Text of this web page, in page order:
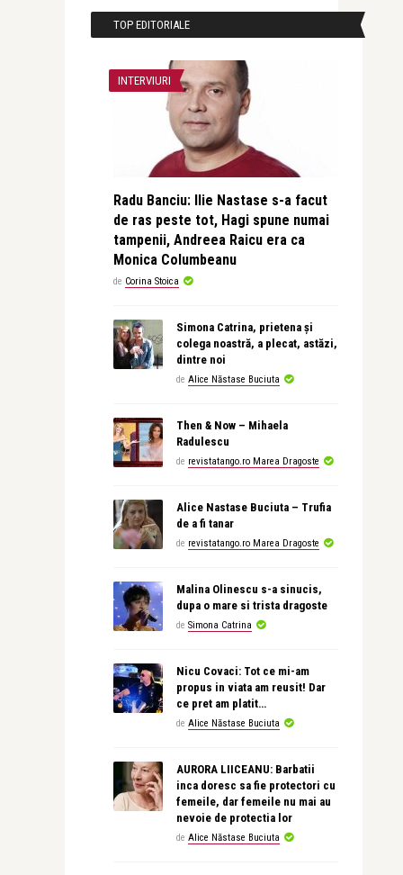
TOP EDITORIALE
INTERVIURI
Radu Banciu: Ilie Nastase s-a facut
de ras peste tot, Hagi spune numai
tampenii, Andreea Raicu era ca
Monica Columbeanu
de Corina Stoica
Simona Catrina, prietena și
colega noastră, a plecat, astăzi,
dintre noi
de Alice Năstase Buciuta
Then & Now – Mihaela
Radulescu
de revistatango.ro Marea Dragoste
Alice Nastase Buciuta – Trufia
de a fi tanar
de revistatango.ro Marea Dragoste
Malina Olinescu s-a sinucis,
dupa o mare si trista dragoste
de Simona Catrina
Nicu Covaci: Tot ce mi-am
propus in viata am reusit! Dar
ce pret am platit…
de Alice Năstase Buciuta
AURORA LIICEANU: Barbatii
inca doresc sa fie protectori cu
femeile, dar femeile nu mai au
nevoie de protectia lor
de Alice Năstase Buciuta